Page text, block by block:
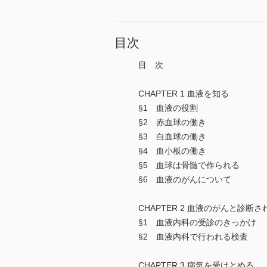
目次
目 次
CHAPTER 1 血液を知る
§1 血液の役割
§2 赤血球の働き
§3 白血球の働き
§4 血小板の働き
§5 血球は骨髄で作られる
§6 血液のがんについて
CHAPTER 2 血液のがんと診断さ
§1 血液内科の受診のきっかけ
§2 血液内科で行われる検査